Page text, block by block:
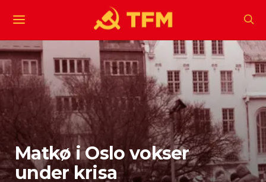
Matkø i Oslo vokser
under krisa